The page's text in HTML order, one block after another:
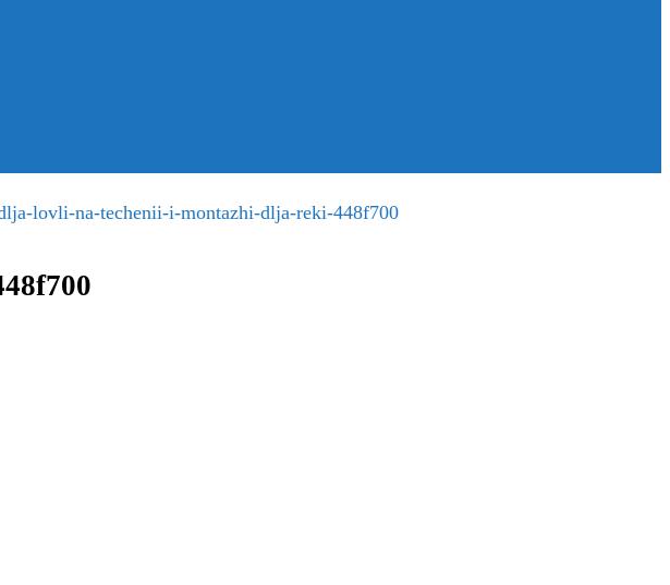
lovli-na-techenii-i-montazhi-dlja-reki-448f700